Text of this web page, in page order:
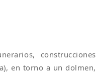
construcciones
en torno a un dolmen,